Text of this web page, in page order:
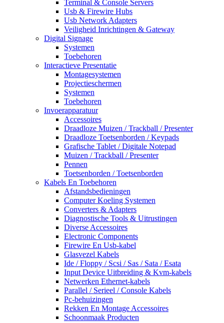
Terminal & Console Servers
Usb & Firewire Hubs
Usb Network Adapters
Veiligheid Inrichtingen & Gateway
Digital Signage
Systemen
Toebehoren
Interactieve Presentatie
Montagesystemen
Projectieschermen
Systemen
Toebehoren
Invoerapparatuur
Accessoires
Draadloze Muizen / Trackball / Presenter
Draadloze Toetsenborden / Keypads
Grafische Tablet / Digitale Notepad
Muizen / Trackball / Presenter
Pennen
Toetsenborden / Toetsenborden
Kabels En Toebehoren
Afstandsbedieningen
Computer Koeling Systemen
Converters & Adapters
Diagnostische Tools & Uitrustingen
Diverse Accessoires
Electronic Components
Firewire En Usb-kabel
Glasvezel Kabels
Ide / Floppy / Scsi / Sas / Sata / Esata
Input Device Uitbreiding & Kvm-kabels
Netwerken Ethernet-kabels
Parallel / Serieel / Console Kabels
Pc-behuizingen
Rekken En Montage Accessoires
Schoonmaak Producten